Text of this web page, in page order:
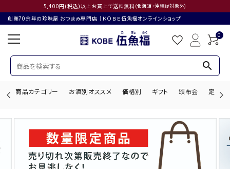
5,400円(税込)以上お買上で送料無料(北海道・沖縄は対象外)
創業70余年の珍味屋 おつまみ専門店│ＫＯＢＥ伍魚福オンラインショップ
0
search
商品カテゴリー お酒別オススメ 価格別 ギフト 頒布会 定期購
search